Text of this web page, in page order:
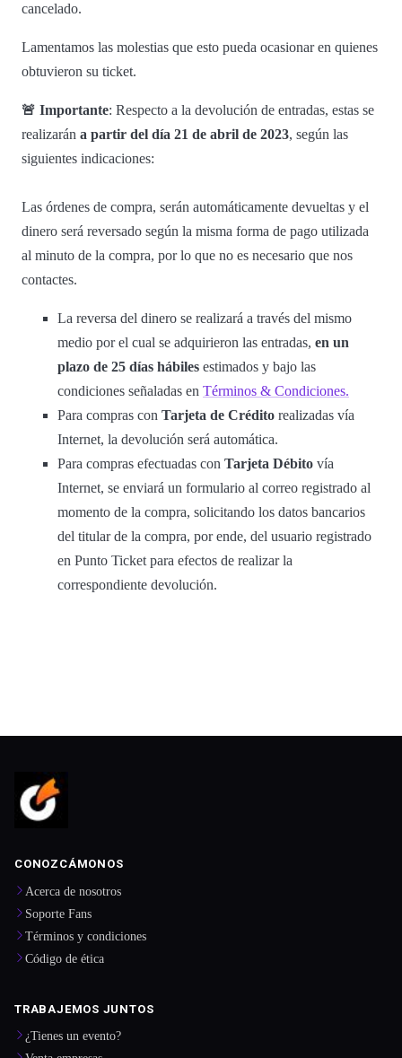
cancelado.
Lamentamos las molestias que esto pueda ocasionar en quienes
obtuvieron su ticket.
🚨 Importante: Respecto a la devolución de entradas, estas se
realizarán a partir del día 21 de abril de 2023, según las
siguientes indicaciones:
Las órdenes de compra, serán automáticamente devueltas y el
dinero será reversado según la misma forma de pago utilizada
al minuto de la compra, por lo que no es necesario que nos
contactes.
La reversa del dinero se realizará a través del mismo
medio por el cual se adquirieron las entradas, en un
plazo de 25 días hábiles estimados y bajo las
condiciones señaladas en Términos & Condiciones.
Para compras con Tarjeta de Crédito realizadas vía
Internet, la devolución será automática.
Para compras efectuadas con Tarjeta Débito vía
Internet, se enviará un formulario al correo registrado al
momento de la compra, solicitando los datos bancarios
del titular de la compra, por ende, del usuario registrado
en Punto Ticket para efectos de realizar la
correspondiente devolución.
CONOZCÁMONOS
Acerca de nosotros
Soporte Fans
Términos y condiciones
Código de ética
TRABAJEMOS JUNTOS
¿Tienes un evento?